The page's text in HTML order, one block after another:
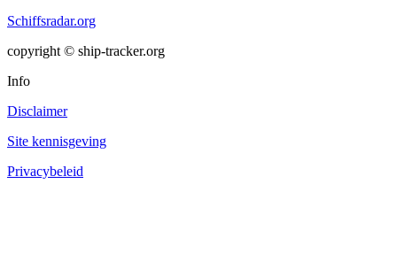
Schiffsradar.org
copyright © ship-tracker.org
Info
Disclaimer
Site kennisgeving
Privacybeleid